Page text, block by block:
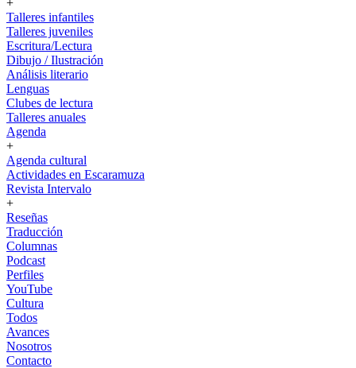
+
Talleres infantiles
Talleres juveniles
Escritura/Lectura
Dibujo / Ilustración
Análisis literario
Lenguas
Clubes de lectura
Talleres anuales
Agenda
+
Agenda cultural
Actividades en Escaramuza
Revista Intervalo
+
Reseñas
Traducción
Columnas
Podcast
Perfiles
YouTube
Cultura
Todos
Avances
Nosotros
Contacto